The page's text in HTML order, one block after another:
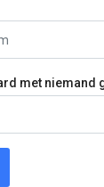
met niemand